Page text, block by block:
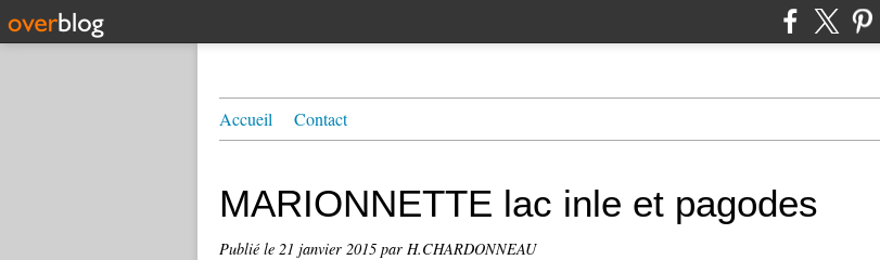
Accueil Contact
MARIONNETTE lac inle et pagodes
Publié le 21 janvier 2015 par H.CHARDONNEAU